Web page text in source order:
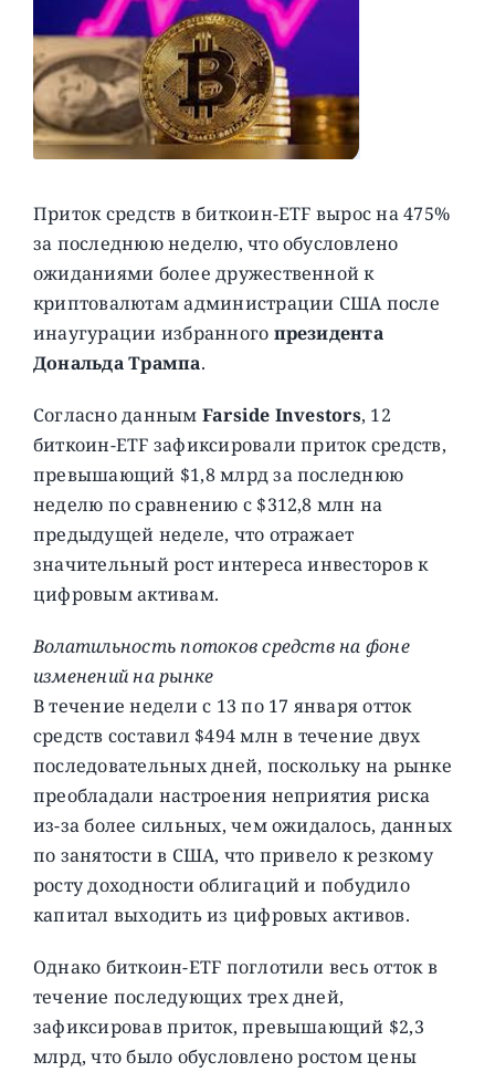
Приток средств в биткоин-ETF вырос на 475%
за последнюю неделю, что обусловлено
ожиданиями более дружественной к
криптовалютам администрации США после
инаугурации избранного президента
Дональда Трампа.
Согласно данным Farside Investors, 12
биткоин-ETF зафиксировали приток средств,
превышающий $1,8 млрд за последнюю
неделю по сравнению с $312,8 млн на
предыдущей неделе, что отражает
значительный рост интереса инвесторов к
цифровым активам.
Волатильность потоков средств на фоне
изменений на рынке
В течение недели с 13 по 17 января отток
средств составил $494 млн в течение двух
последовательных дней, поскольку на рынке
преобладали настроения неприятия риска
из-за более сильных, чем ожидалось, данных
по занятости в США, что привело к резкому
росту доходности облигаций и побудило
капитал выходить из цифровых активов.
Однако биткоин-ETF поглотили весь отток в
течение последующих трех дней,
зафиксировав приток, превышающий $2,3
млрд, что было обусловлено ростом цены